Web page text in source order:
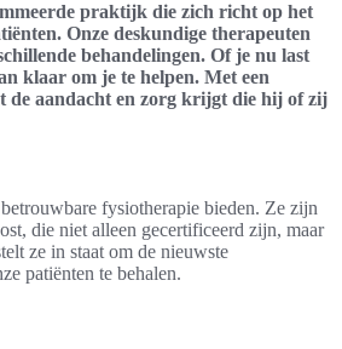
praktijk die zich richt op het
Onze deskundige therapeuten
behandelingen. Of je nu last
klaar om je te helpen. Met een
de aandacht en zorg krijgt die hij of zij
fysiotherapie bieden. Ze zijn
die niet alleen gecertificeerd zijn, maar
ze in staat om de nieuwste
patiënten te behalen.